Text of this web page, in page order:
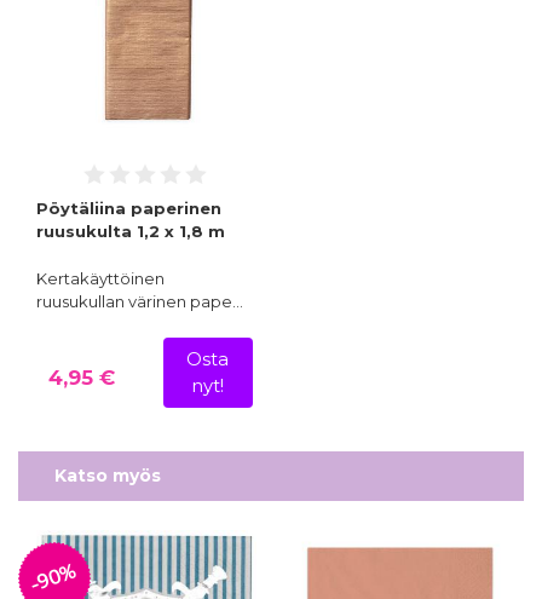
Pöytäliina paperinen
ruusukulta 1,2 x 1,8 m
Kertakäyttöinen
ruusukullan värinen pape…
4,95 €
Osta
nyt!
Katso myös
-90%